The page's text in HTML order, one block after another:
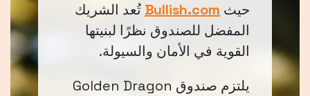
حيث Bullish.com تُعد الشريك
المفضل للصندوق نظرًا لبنيتها
القوية في الأمان والسيولة.
يلتزم صندوق Golden Dragon